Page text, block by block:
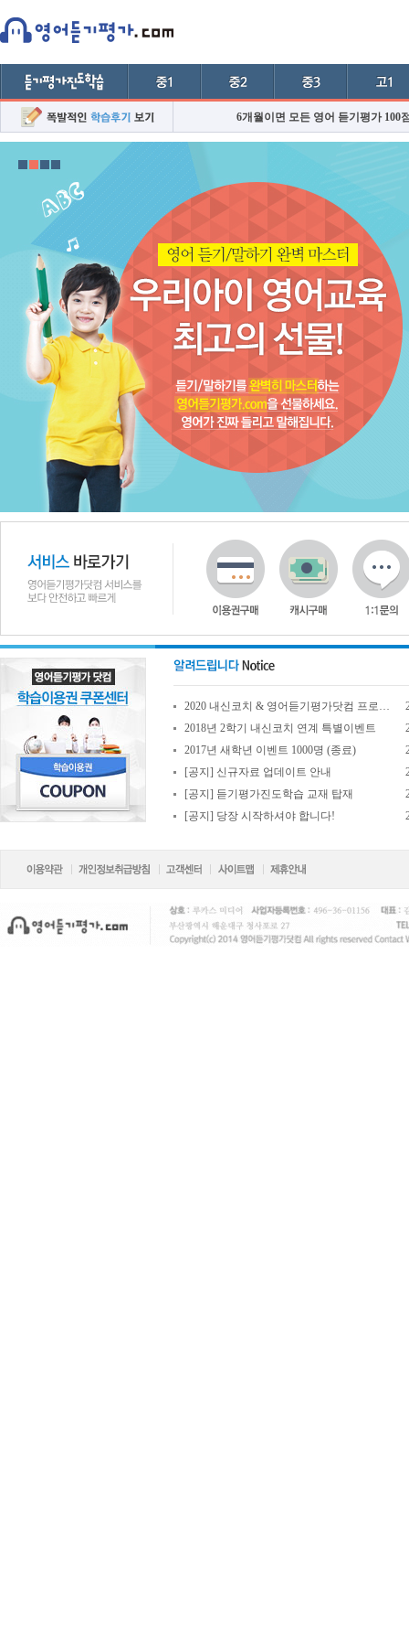
6개월이면 모든 영어 듣기평가 100
2020 내신코치 & 영어듣기평가닷컴 프로모션 진행
2018년 2학기 내신코치 연계 특별이벤트
2017년 새학년 이벤트 1000명 (종료)
[공지] 신규자료 업데이트 안내
[공지] 듣기평가진도학습 교재 탑재
[공지] 당장 시작하셔야 합니다!